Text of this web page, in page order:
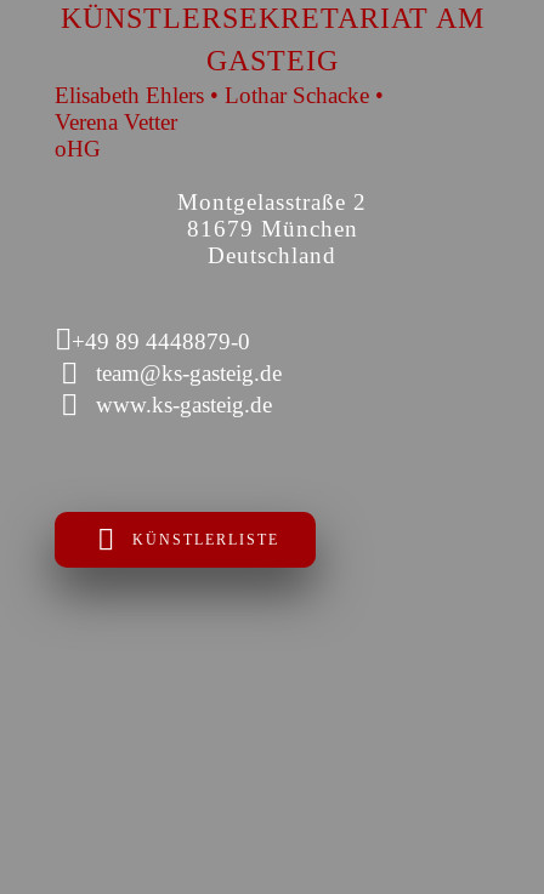
KÜNSTLERSEKRETARIAT AM
GASTEIG
Elisabeth Ehlers • Lothar Schacke •
Verena Vetter
oHG
Montgelasstraße 2
81679 München
Deutschland
+49 89 4448879-0
team@ks-gasteig.de
www.ks-gasteig.de
KÜNSTLERLISTE